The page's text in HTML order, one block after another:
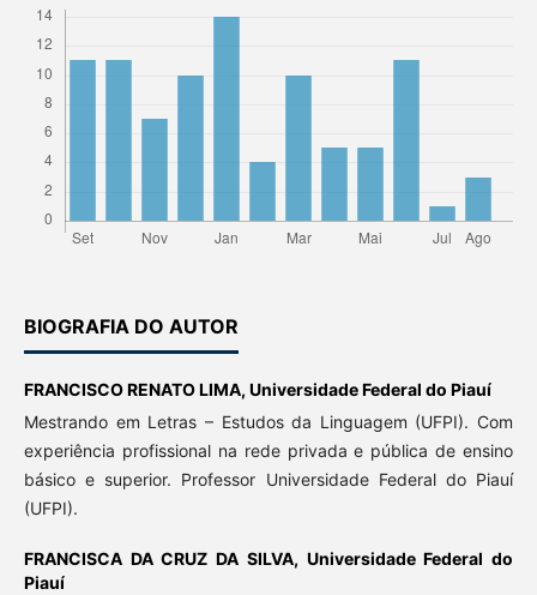
BIOGRAFIA DO AUTOR
FRANCISCO RENATO LIMA, Universidade Federal do Piauí
Mestrando em Letras – Estudos da Linguagem (UFPI). Com
experiência profissional na rede privada e pública de ensino
básico e superior. Professor Universidade Federal do Piauí
(UFPI).
FRANCISCA DA CRUZ DA SILVA, Universidade Federal do
Piauí